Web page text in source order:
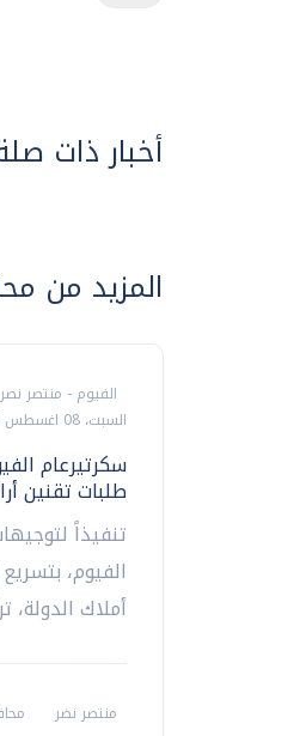
أخبار ذات
المزيد من
الفيوم - منتصر نصر
السبت، 08 اغسطس 2026 01:19 م
سكرتيرعام
طلبات تقنين
تنفيذاً
الفيوم،
أملاك الدولة،
منتصر نضر